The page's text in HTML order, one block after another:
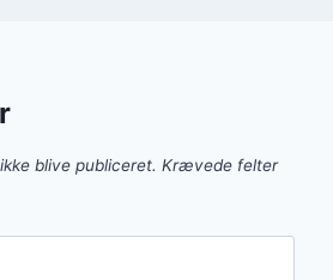
blive publiceret. Krævede felter